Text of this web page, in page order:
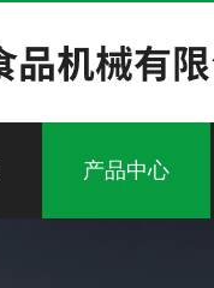
产品中心